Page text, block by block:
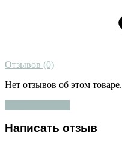
Отзывов (0)
Нет отзывов об этом товаре.
Написать отзыв